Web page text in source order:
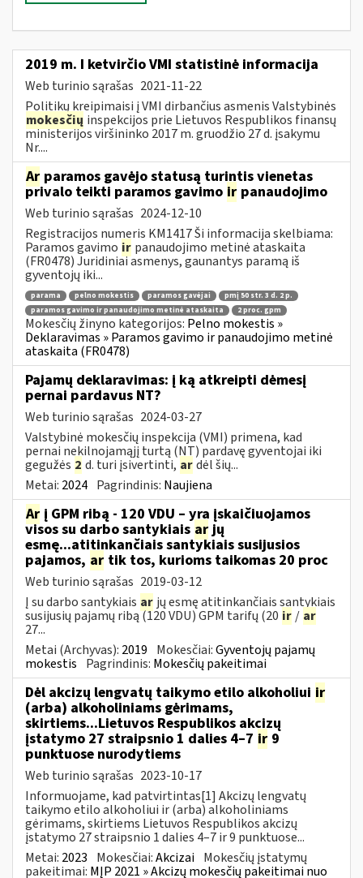
2019 m. I ketvirčio VMI statistinė informacija
Web turinio sąrašas 2021-11-22
Politikų kreipimaisi į VMI dirbančius asmenis Valstybinės
mokesčių inspekcijos prie Lietuvos Respublikos finansų
ministerijos viršininko 2017 m. gruodžio 27 d. įsakymu
Nr....
Ar paramos gavėjo statusą turintis vienetas
privalo teikti paramos gavimo ir panaudojimo
Web turinio sąrašas 2024-12-10
Registracijos numeris KM1417 Ši informacija skelbiama:
Paramos gavimo ir panaudojimo metinė ataskaita
(FR0478) Juridiniai asmenys, gaunantys paramą iš
gyventojų iki...
parama pelno mokestis paramos gavėjai
pmį 50 str. 3 d. 2 p.
paramos gavimo ir panaudojimo metinė ataskaita
2 proc. gpm
Mokesčių žinyno kategorijos: Pelno mokestis »
Deklaravimas » Paramos gavimo ir panaudojimo metinė
ataskaita (FR0478)
Pajamų deklaravimas: į ką atkreipti dėmesį
pernai pardavus NT?
Web turinio sąrašas 2024-03-27
Valstybinė mokesčių inspekcija (VMI) primena, kad
pernai nekilnojamąjį turtą (NT) pardavę gyventojai iki
gegužės 2 d. turi įsivertinti, ardėl šių...
Metai: 2024 Pagrindinis: Naujiena
Ar į GPM ribą - 120 VDU – yra įskaičiuojamos
visos su darbo santykiais arjų
esmę...atitinkančiais santykiais susijusios
pajamos, ar tik tos, kurioms taikomas 20 proc
Web turinio sąrašas 2019-03-12
Į su darbo santykiais ar jų esmę atitinkančiais santykiais
susijusių pajamų ribą (120 VDU) GPM tarifų (20 ir / ar
27...
Metai (Archyvas): 2019 Mokesčiai:Gyventojų pajamų
mokestis Pagrindinis: Mokesčių pakeitimai
Dėl akcizų lengvatų taikymo etilo alkoholiui ir
(arba) alkoholiniams gėrimams,
skirtiems...Lietuvos Respublikos akcizų
įstatymo 27 straipsnio 1 dalies 4–7 ir 9
punktuose nurodytiems
Web turinio sąrašas 2023-10-17
Informuojame, kad patvirtintas[1] Akcizų lengvatų
taikymo etilo alkoholiui ir (arba) alkoholiniams
gėrimams, skirtiems Lietuvos Respublikos akcizų
įstatymo 27 straipsnio 1 dalies 4–7 ir 9 punktuose...
Metai: 2023 Mokesčiai:Akcizai Mokesčių įstatymų
pakeitimai: MĮP 2021 » Akcizų mokesčių pakeitimai nuo